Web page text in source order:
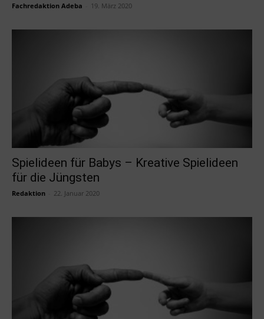
Fachredaktion Adeba 19. März 2020
Spielideen für Babys – Kreative Spielideen
für die Jüngsten
Redaktion 22. Januar 2020